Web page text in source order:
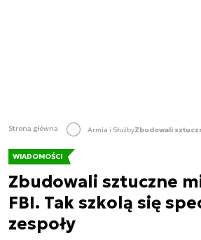
Strona główna Armia i Służby
WIADOMOŚCI
Zbudowali sztuczne
FBI. Tak szkolą się
zespoły